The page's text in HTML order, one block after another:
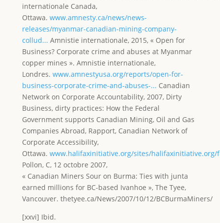
internationale Canada,
Ottawa. www.amnesty.ca/news/news-
releases/myanmar-canadian-mining-company-
collud... Amnistie internationale, 2015, « Open for
Business? Corporate crime and abuses at Myanmar
copper mines ». Amnistie internationale,
Londres. www.amnestyusa.org/reports/open-for-
business-corporate-crime-and-abuses-... Canadian
Network on Corporate Accountability, 2007, Dirty
Business, dirty practices: How the Federal
Government supports Canadian Mining, Oil and Gas
Companies Abroad, Rapport, Canadian Network of
Corporate Accessibility,
Ottawa. www.halifaxinitiative.org/sites/halifaxinitiative.org/
Pollon, C, 12 octobre 2007,
« Canadian Miners Sour on Burma: Ties with junta
earned millions for BC-based Ivanhoe », The Tyee,
Vancouver. thetyee.ca/News/2007/10/12/BCBurmaMiners/
[xxvi] Ibid.